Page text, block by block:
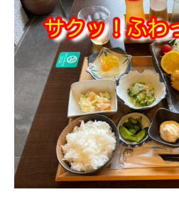
サンセット
■ゴーネイチャークラブ